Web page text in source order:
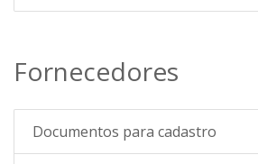
Fornecedores
Documentos para cadastro